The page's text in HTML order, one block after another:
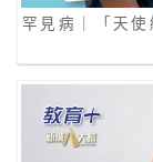
罕見病｜「天